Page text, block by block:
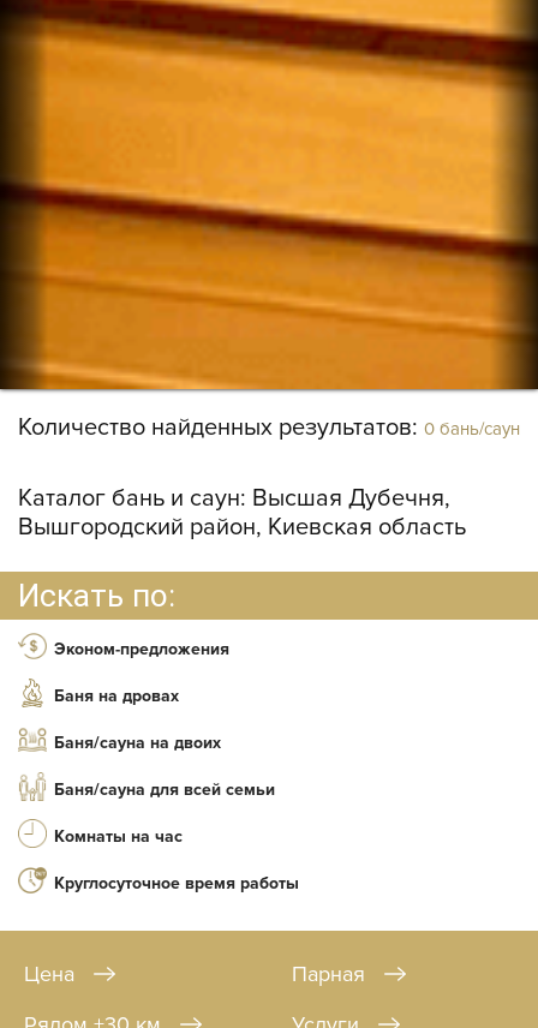
Количество найденных результатов: 0 бань/саун
Каталог бань и саун: Высшая Дубечня,
Вышгородский район, Киевская область
Искать по:
Эконом-предложения
Баня на дровах
Баня/сауна на двоих
Баня/сауна для всей семьи
Комнаты на час
Круглосуточное время работы
Цена
Парная